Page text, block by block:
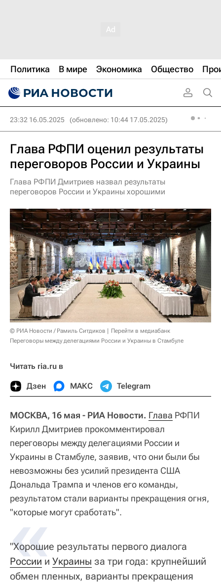
Политика В мире Экономика Общество
23:32 16.05.2025 (обновлено: 10:44 17.05.2025)
Глава РФПИ оценил результаты
переговоров России и Украины
Глава РФПИ Дмитриев назвал результаты
переговоров России и Украины хорошими
© РИА Новости / Рамиль Ситдиков
Перейти в медиабанк
Переговоры между делегациями России и Украины в Стамбуле
Читать ria.ru в
Дзен МАКС Telegram
МОСКВА, 16 мая - РИА Новости. Глава РФПИ
Кирилл Дмитриев прокомментировал
переговоры между делегациями России и
Украины в Стамбуле, заявив, что они были бы
невозможны без усилий президента США
Дональда Трампа и членов его команды,
результатом стали варианты прекращения огня,
"которые могут сработать".
«
"Хорошие результаты первого диалога
России и Украины за три года: крупнейший
обмен пленных, варианты прекращения